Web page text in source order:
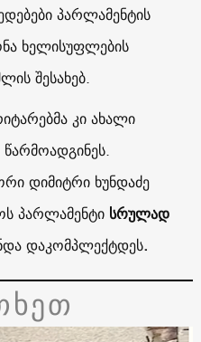
პარლამენტის
ხელისუფლების
შესახებ.
კი ახალი
დიმიტრი ხუნდაძე
პარლამენტი სრულად
დაკომპლექტდეს.